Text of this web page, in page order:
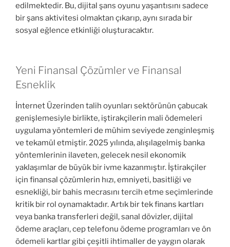
edilmektedir. Bu, dijital şans oyunu yaşantısını sadece
bir şans aktivitesi olmaktan çıkarıp, aynı sırada bir
sosyal eğlence etkinliği oluşturacaktır.
Yeni Finansal Çözümler ve Finansal
Esneklik
İnternet Üzerinden talih oyunları sektörünün çabucak
genişlemesiyle birlikte, iştirakçilerin mali ödemeleri
uygulama yöntemleri de mühim seviyede zenginleşmiş
ve tekamül etmiştir. 2025 yılında, alışılagelmiş banka
yöntemlerinin ilaveten, gelecek nesil ekonomik
yaklaşımlar de büyük bir ivme kazanmıştır. İştirakçiler
için finansal çözümlerin hızı, emniyeti, basitliği ve
esnekliği, bir bahis mecrasını tercih etme seçimlerinde
kritik bir rol oynamaktadır. Artık bir tek finans kartları
veya banka transferleri değil, sanal dövizler, dijital
ödeme araçları, cep telefonu ödeme programları ve ön
ödemeli kartlar gibi çeşitli ihtimaller de yaygın olarak